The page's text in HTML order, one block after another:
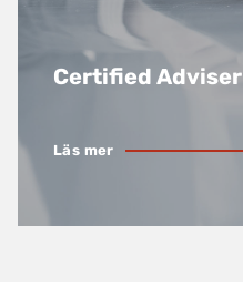
Certified Adviser
Läs mer